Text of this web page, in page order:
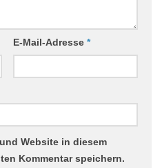
E-Mail-Adresse *
Website in diesem
Kommentar speichern.